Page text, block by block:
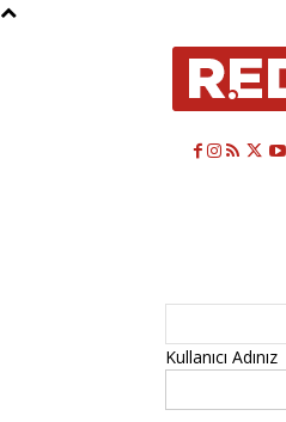
Kullanıcı Adınız